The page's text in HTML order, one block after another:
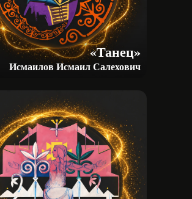
Исмаилов Исмаил Салехович
«Танец»